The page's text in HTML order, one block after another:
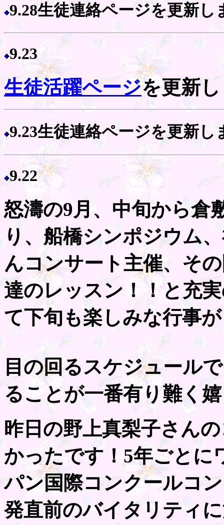
9.28生徒連絡ページを更新し
9.23
生徒活躍ページを更新
9.23生徒連絡ページを更新し
9.22
怒濤の9月、中旬から倉
り、船橋シンポジウム
んコンサート主催、そ
達のレッスン！！と充
て下旬も楽しみな行事
目の回るスケジュール
ることが一番有り難く
昨日の野上真梨子さん
かったです！5年ごとに
パン国際コンクールコ
発直前のバイタリティ